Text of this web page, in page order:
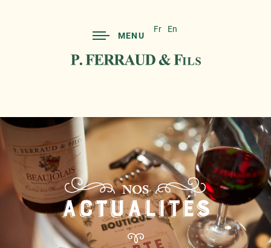
MENU
Fr En
NOS
ACTUALITÉS